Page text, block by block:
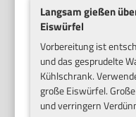
Langsam gießen
Eiswürfel
Vorbereitung ist
und das gesprudelte
Kühlschrank.
große Eiswürfel.
und verringern